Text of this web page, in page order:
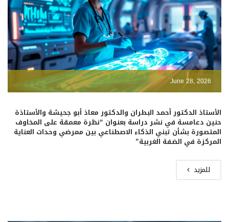
June 28, 2026
الأستاذ الدكتور أحمد البطران والدكتور معاذ أبو جحيشة والأستاذة
حنين دعامسة في نشر دراسة بعنوان “نظرة معمقة على المخاوف
المتصورة بشأن تبني الذكاء الاصطناعي بين ممرضي وحدات العناية
المركزة في الضفة الغربية”
للمزيد